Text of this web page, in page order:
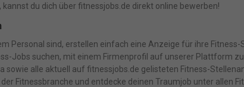
du dich über fitnessjobs.de direkt online bewerben!
Personal sind, erstellen einfach eine Anzeige für ihre
Jobs suchen, mit einem Firmenprofil auf unserer Plattform
alle aktuell auf fitnessjobs.de gelisteten Fitness-
Fitnessbranche und entdecke deinen Traumjob unter allen